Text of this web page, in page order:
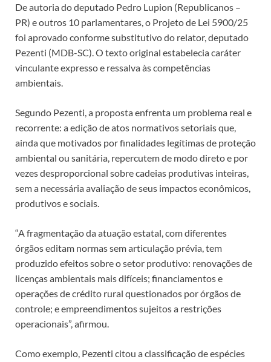
De autoria do deputado Pedro Lupion (Republicanos –
PR) e outros 10 parlamentares, o Projeto de Lei 5900/25
foi aprovado conformesubstitutivodo relator, deputado
Pezenti (MDB-SC). O texto original estabelecia caráter
vinculante expresso e ressalva às competências
ambientais.
Segundo Pezenti, a proposta enfrenta um problema real e
recorrente: a edição de atos normativos setoriais que,
ainda que motivados por finalidades legítimas de proteção
ambiental ou sanitária, repercutem de modo direto e por
vezes desproporcional sobre cadeias produtivas inteiras,
sem a necessária avaliação de seus impactos econômicos,
produtivos e sociais.
“A fragmentação da atuação estatal, com diferentes
órgãos editam normas sem articulação prévia, tem
produzido efeitos sobre o setor produtivo: renovações de
licenças ambientais mais difíceis; financiamentos e
operações de crédito rural questionados por órgãos de
controle; e empreendimentos sujeitos a restrições
operacionais”, afirmou.
Como exemplo, Pezenti citou a classificação de espécies